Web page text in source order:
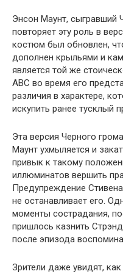
Энсон Маунт, сыгравший
повторяет эту роль в
костюм был обновлен,
дополнен крыльями и
является той же
ABC во время его
различия в характере,
искупить ранее тусклый
Эта версия Черного
Маунт ухмыляется и
привык к такому
иллюминатов вершить
Предупреждение
не останавливает его.
моменты сострадания,
пришлось казнить
после эпизода
Зрители даже увидят,